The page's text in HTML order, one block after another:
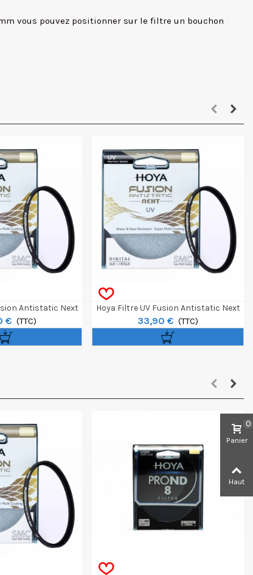
vous pouvez positionner sur le filtre un bouchon
Antistatic Next
€ (TTC)
Hoya Filtre UV Fusion Antistatic Next
67mm
33,90 € (TTC)
Panier
0
Haut